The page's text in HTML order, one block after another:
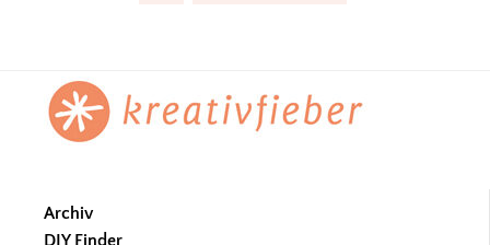
Footer
Archiv
DIY Finder